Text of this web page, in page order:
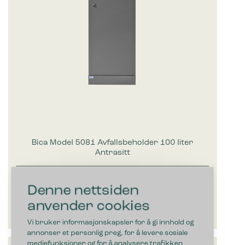
Denne nettsiden
anvender cookies
Vi bruker informasjonskapsler for å gi innhold og
annonser et personlig preg, for å levere sosiale
Bica Model 5081 Avfallsbeholder 100 liter
Antrasitt
834,00€ ekskl. moms